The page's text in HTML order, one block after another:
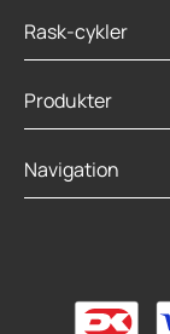
Rask-cykler
Produkter
Navigation